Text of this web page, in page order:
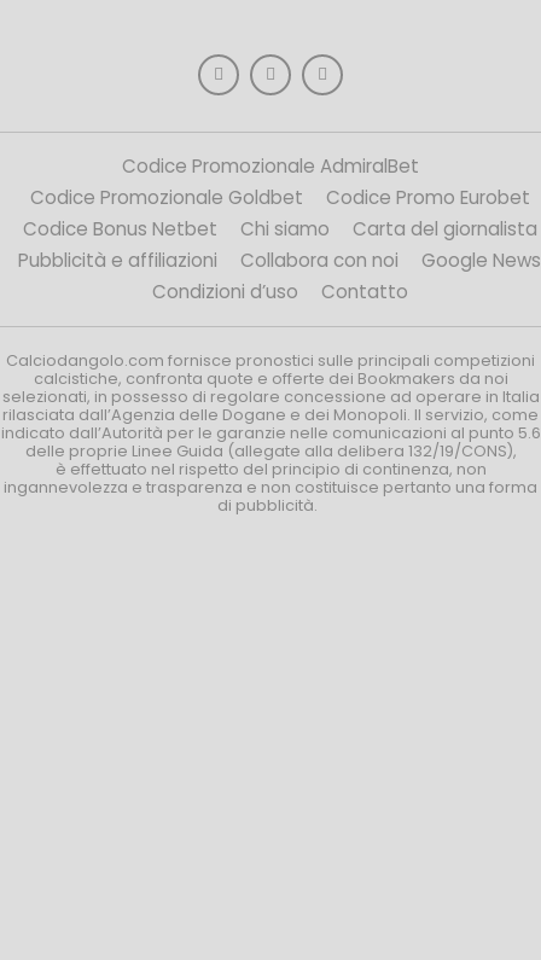
Codice Promozionale AdmiralBet
Codice Promozionale Goldbet
Codice Promo Eurobet
Codice Bonus Netbet
Chi siamo
Carta del giornalista
Pubblicità e affiliazioni
Collabora con noi
Google News
Condizioni d’uso
Contatto
Calciodangolo.com fornisce pronostici sulle principali competizioni
calcistiche, confronta quote e offerte dei Bookmakers da noi
selezionati, in possesso di regolare concessione ad operare in Italia
rilasciata dall’Agenzia delle Dogane e dei Monopoli. Il servizio, come
indicato dall’Autorità per le garanzie nelle comunicazioni al punto 5.6
delle proprie Linee Guida (allegate alla delibera 132/19/CONS),
è effettuato nel rispetto del principio di continenza, non
ingannevolezza e trasparenza e non costituisce pertanto una forma
di pubblicità.